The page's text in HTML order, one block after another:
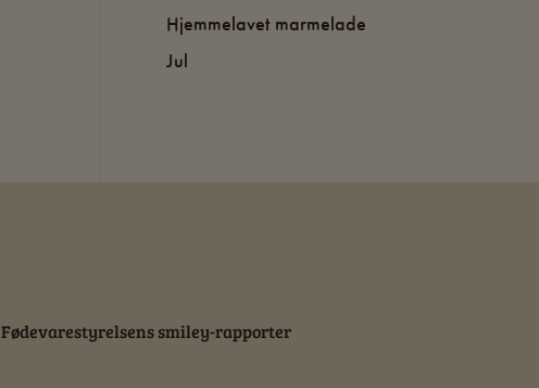
Hjemmelavet marmelade
Jul
Fødevarestyrelsens smiley-rapporter